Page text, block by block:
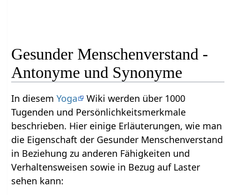
Gesunder Menschenverstand -
Antonyme und Synonyme
In diesemYoga
Wiki werden über 1000
Tugenden und Persönlichkeitsmerkmale
beschrieben. Hier einige Erläuterungen, wie man
die Eigenschaft der Gesunder Menschenverstand
in Beziehung zu anderen Fähigkeiten und
Verhaltensweisen sowie in Bezug auf Laster
sehen kann: